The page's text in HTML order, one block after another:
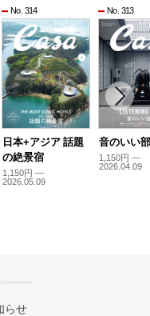
No. 314
日本+アジア 話題
の絶景宿
1,150円 —
2026.05.09
No. 313
音のいい
1,150円 —
2026.04.09
らせ